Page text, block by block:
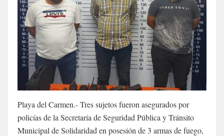
Playa del Carmen.- Tres sujetos fueron asegurados por
policías de la Secretaría de Seguridad Pública y Tránsito
Municipal de Solidaridad en posesión de 3 armas de fuego,